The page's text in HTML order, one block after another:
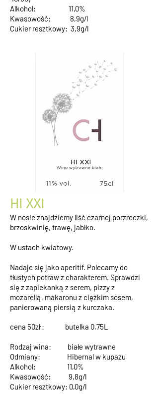
Alkohol: 11,0%
Kwasowość: 8,9g/l
Cukier resztkowy: 3,9g/l
HI XXI
W nosie znajdziemy liść czarnej porzreczki,
brzoskwinię, trawę, jabłko.
W ustach kwiatowy.
Nadaje się jako aperitif. Polecamy do
tłustych potraw z charakterem. Sprawdzi
się z zapiekanką z serem, pizzy z
mozarellą, makaronu z ciężkim sosem,
panierowaną piersią z kurczaka.
cena 50zł : butelka 0,75L
Rodzaj wina: białe wytrawne
Odmiany: Hibernal w kupażu
Alkohol: 11,0%
Kwasowość: 9,8g/l
Cukier resztkowy: 0,0g/l